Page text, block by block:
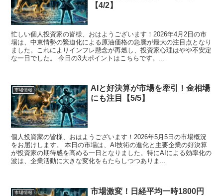
【4/2】
忙しい個人投資家の皆様、おはようございます！2026年4月2日の市
場は、中東情勢の緊迫化による原油価格の急騰が最大の注目点となり
ました。これによりインフレ懸念が再燃し、投資家心理はやや不安定
な一日でした。 今日の3大ポイントはこちらです。...
市場情報
AIと好決算が市場を牽引！金相場
にも注目【5/5】
個人投資家の皆様、おはようございます！2026年5月5日の市場概況
をお届けします。 本日の市場は、AI技術の進化と主要企業の好決算
が投資家の期待感を高める一日となりました。特にAIによる効率化の
波は、企業活動に大きな変化をもたらしつつありま...
市場情報
市場激変！日経平均一時1800円